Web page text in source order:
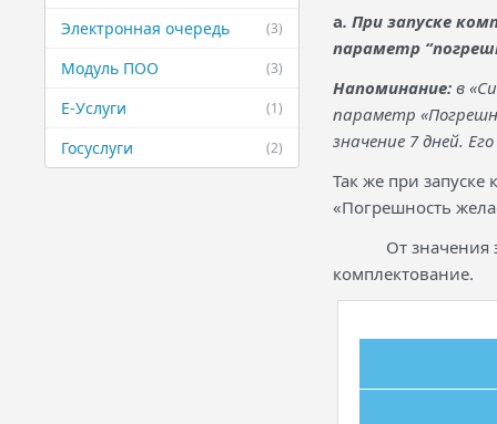
(3)
Электронная очередь
(3)
Модуль ПОО
(1)
Е-Услуги
(2)
Госуслуги
а. При запуске
параметр
Напоминание:в
параметр
значение 7 дней.
Так же при запуске
«Погрешность
От значения
комплектование.